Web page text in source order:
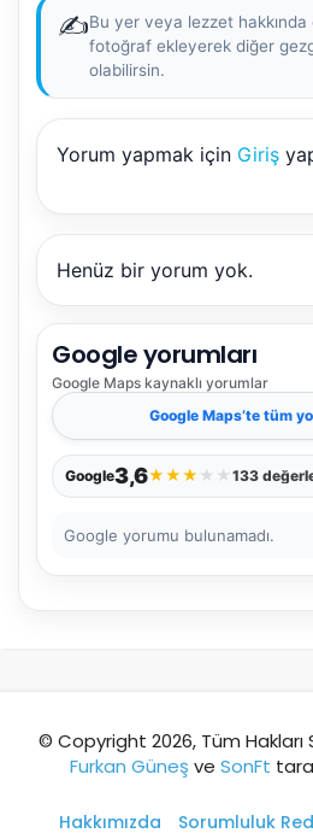
✍️Bu yer veya lezzet
fotoğraf ekleyerek diğer
olabilirsin.
Yorum yapmak için Giriş
Henüz bir yorum yok.
Google yorumları
Google Maps kaynaklı yorumlar
Google Maps’te tüm
Google3,6★★★ ★ ★ 133
Google yorumu bulunamadı.
© Copyright 2026, Tüm Hakları
Furkan Güneş ve SonFt
Hakkımızda Sorumluluk
NBY Akıllı Asistan
AI kullanmadan, sitedeki gerçek
önerir.
Şehir / ilçe
🧭 Rehber ⭐ Popüler
Akıllı rota